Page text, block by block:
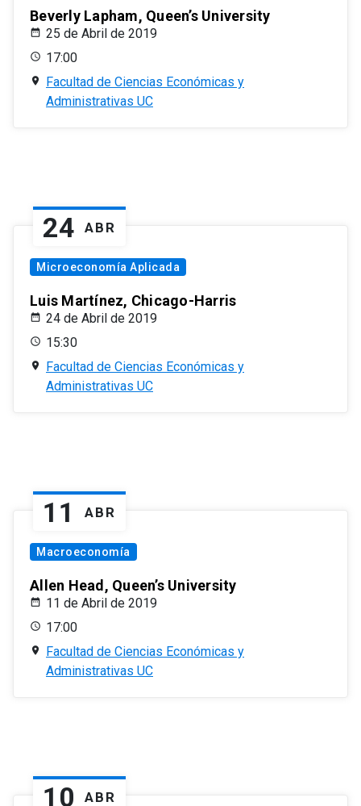
Beverly Lapham, Queen’s University
25 de Abril de 2019
17:00
Facultad de Ciencias Económicas y
Administrativas UC
24 ABR
Microeconomía Aplicada
Luis Martínez, Chicago-Harris
24 de Abril de 2019
15:30
Facultad de Ciencias Económicas y
Administrativas UC
11 ABR
Macroeconomía
Allen Head, Queen’s University
11 de Abril de 2019
17:00
Facultad de Ciencias Económicas y
Administrativas UC
10 ABR